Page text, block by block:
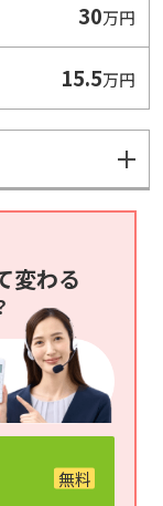
30万円
15.5万円
変わる